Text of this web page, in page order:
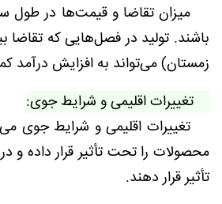
میزان تقاضا و قیمت‌ها در طول
باشند. تولید در فصل‌هایی که
زمستان) می‌تواند به افزایش درآمد
تغییرات اقلیمی و شرایط جوی:
تغییرات اقلیمی و شرایط جوی
محصولات را تحت تأثیر قرار داده و
تأثیر قرار دهند.